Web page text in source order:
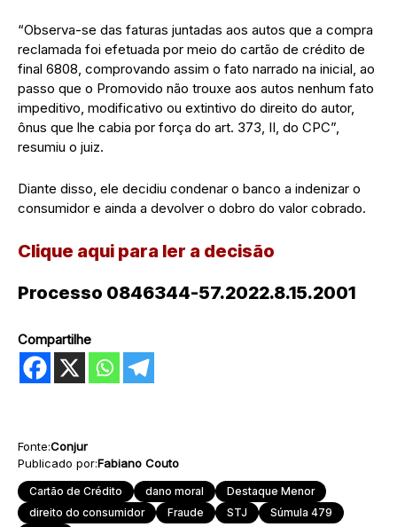
“Observa-se das faturas juntadas aos autos que a compra
reclamada foi efetuada por meio do cartão de crédito de
final 6808, comprovando assim o fato narrado na inicial, ao
passo que o Promovido não trouxe aos autos nenhum fato
impeditivo, modificativo ou extintivo do direito do autor,
ônus que lhe cabia por força do art. 373, II, do CPC”,
resumiu o juiz.
Diante disso, ele decidiu condenar o banco a indenizar o
consumidor e ainda a devolver o dobro do valor cobrado.
Clique aqui para ler a decisão
Processo 0846344-57.2022.8.15.2001
Compartilhe
Fonte:Conjur
Publicado por:Fabiano Couto
Cartão de Crédito dano moral
Destaque Menor
direito do consumidor
Fraude STJ
Súmula 479